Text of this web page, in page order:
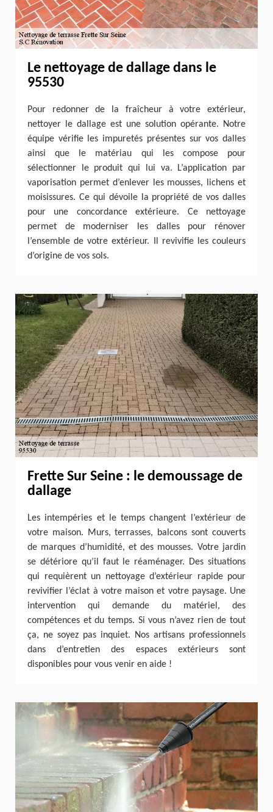
Le nettoyage de dallage dans le
95530
Pour redonner de la fraîcheur à votre extérieur,
nettoyer le dallage est une solution opérante. Notre
équipe vérifie les impuretés présentes sur vos dalles
ainsi que le matériau qui les compose pour
sélectionner le produit qui lui va. L’application par
vaporisation permet d’enlever les mousses, lichens et
moisissures. Ce qui dévoile la propriété de vos dalles
pour une concordance extérieure. Ce nettoyage
permet de moderniser les dalles pour rénover
l’ensemble de votre extérieur. Il revivifie les couleurs
d’origine de vos sols.
Frette Sur Seine : le demoussage de
dallage
Les intempéries et le temps changent l’extérieur de
votre maison. Murs, terrasses, balcons sont couverts
de marques d’humidité, et des mousses. Votre jardin
se détériore qu’il faut le réaménager. Des situations
qui requièrent un nettoyage d’extérieur rapide pour
revivifier l’éclat à votre maison et votre paysage. Une
intervention qui demande du matériel, des
compétences et du temps. Si vous n’avez rien de tout
ça, ne soyez pas inquiet. Nos artisans professionnels
dans d’entretien des espaces extérieurs sont
disponibles pour vous venir en aide !